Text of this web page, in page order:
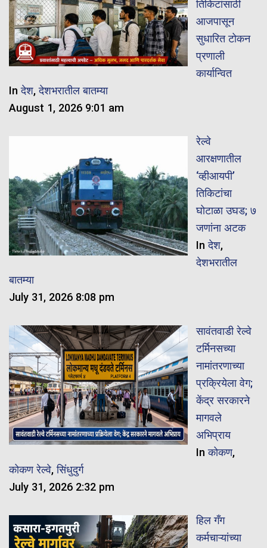
तिकिटांसाठी
आजपासून
सुधारित टोकन
प्रणाली
कार्यान्वित
Inदेश,देशभरातील बातम्या
August 1, 2026 9:01 am
रेल्वे
आरक्षणातील
‘व्हीआयपी’
तिकिटांचा
घोटाळा उघड; ७
जणांना अटक
Inदेश,
देशभरातील
बातम्या
July 31, 2026 8:08 pm
सावंतवाडी रेल्वे
टर्मिनसच्या
नामांतरणाच्या
प्रक्रियेला वेग;
केंद्र सरकारने
मागवले
अभिप्राय
Inकोकण,
कोकण रेल्वे,सिंधुदुर्ग
July 31, 2026 2:32 pm
हिल गँग
कर्मचाऱ्यांच्या